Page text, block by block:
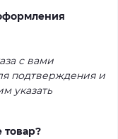
с вами
подтверждения и
указать
товар?